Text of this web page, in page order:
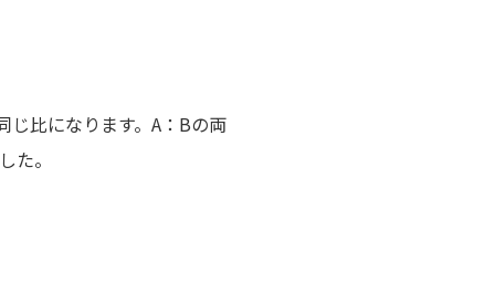
比になります。A：Bの両
た。